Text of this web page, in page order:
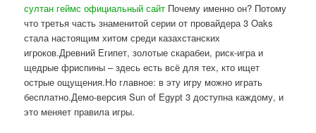
султан геймс официальный сайт Почему именно он? Потому
что третья часть знаменитой серии от провайдера 3 Oaks
стала настоящим хитом среди казахстанских
игроков.Древний Египет, золотые скарабеи, риск-игра и
щедрые фриспины – здесь есть всё для тех, кто ищет
острые ощущения.Но главное: в эту игру можно играть
бесплатно.Демо-версия Sun of Egypt 3 доступна каждому, и
это меняет правила игры.